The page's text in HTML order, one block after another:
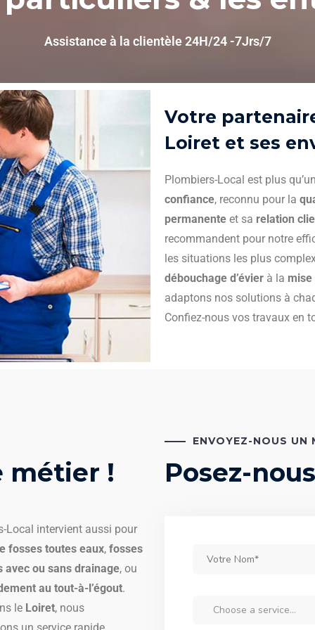
Assistance à la clientèle 24H/24 -7Jrs/7
Votre
Loiret et ses
Plombiers-Local est plus
confiance, reconnu pour la
permanente et sa relation
recommandent pour notre
les situations les plus
débouchage d’évier à la mise
adaptons nos solutions à
Confiez-nous vos travaux en
métier !
Local intervient aussi pour
fosses toutes eaux, fosses
avec ou sans drainage, ou
au tout-à-l’égout.
le Loiret, nous
ENVOYEZ-NOUS UN
Posez-